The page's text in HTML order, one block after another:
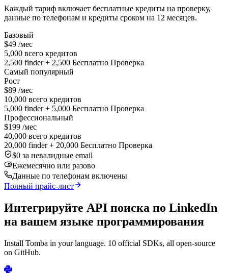
Каждый тариф включает бесплатные кредиты на проверку,
данные по телефонам и кредиты сроком на 12 месяцев.
Базовый
$49 /мес
5,000 всего кредитов
2,500 finder + 2,500 Бесплатно Проверка
Самый популярный
Рост
$89 /мес
10,000 всего кредитов
5,000 finder + 5,000 Бесплатно Проверка
Профессиональный
$199 /мес
40,000 всего кредитов
20,000 finder + 20,000 Бесплатно Проверка
$0 за невалидные email
Ежемесячно или разово
Данные по телефонам включены
Полный прайс-лист
Интегрируйте API поиска по LinkedIn
на вашем языке программирования
Install Tomba in your language. 10 official SDKs, all open-source
on GitHub.